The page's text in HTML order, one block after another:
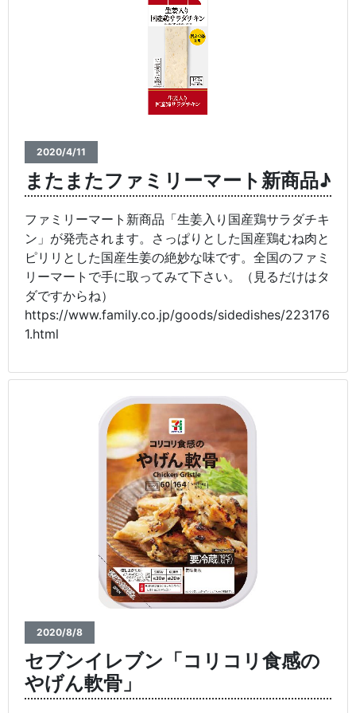
2020/4/11
またまたファミリーマート新商品♪
ファミリーマート新商品「生姜入り国産鶏サラダチキ
ン」が発売されます。さっぱりとした国産鶏むね肉と
ピリリとした国産生姜の絶妙な味です。全国のファミ
リーマートで手に取ってみて下さい。（見るだけはタ
ダですからね）
https://www.family.co.jp/goods/sidedishes/223176
1.html
2020/8/8
セブンイレブン「コリコリ食感の
やげん軟骨」